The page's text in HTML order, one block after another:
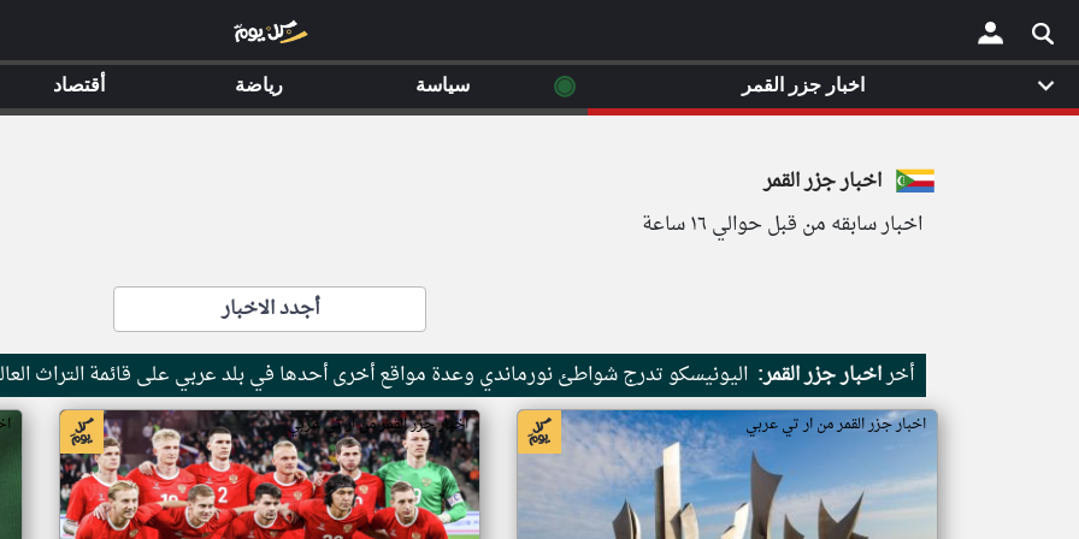
×
اخبار جزر القمر
اخبار سابقه من قبل حوالي ١٦ ساعة
أجدد الاخبار
أخراخبار جزر القمر: اليونيسكو تدرج شواطئ نورماندي وعدة مواقع أخرى أحدها في بلد عربي على قائمة التراث
اخبار جزر القمر من ار تي عربي اخبار جزر القمر من ار تي عربي
اخبار جزر القمر ◉ سياسة رياضة أقتصاد